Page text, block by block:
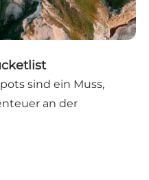
sind ein Muss,
an der